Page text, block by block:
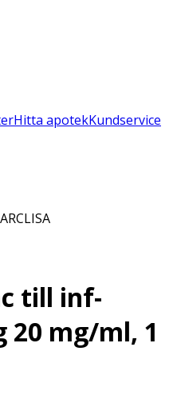
Hitta apotekKundservice
till inf-
20 mg/ml, 1